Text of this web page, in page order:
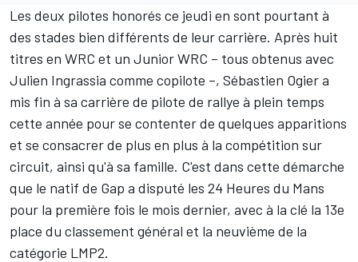
Les deux pilotes honorés ce jeudi en sont pourtant à
des stades bien différents de leur carrière. Après huit
titres en WRC et un Junior WRC – tous obtenus avec
Julien Ingrassia comme copilote –, Sébastien Ogier a
mis fin à sa carrière de pilote de rallye à plein temps
cette année pour se contenter de quelques apparitions
et se consacrer de plus en plus à la compétition sur
circuit, ainsi qu'à sa famille. C'est dans cette démarche
que le natif de Gap a disputé les 24 Heures du Mans
pour la première fois le mois dernier, avec à la clé la 13e
place du classement général et la neuvième de la
catégorie LMP2.